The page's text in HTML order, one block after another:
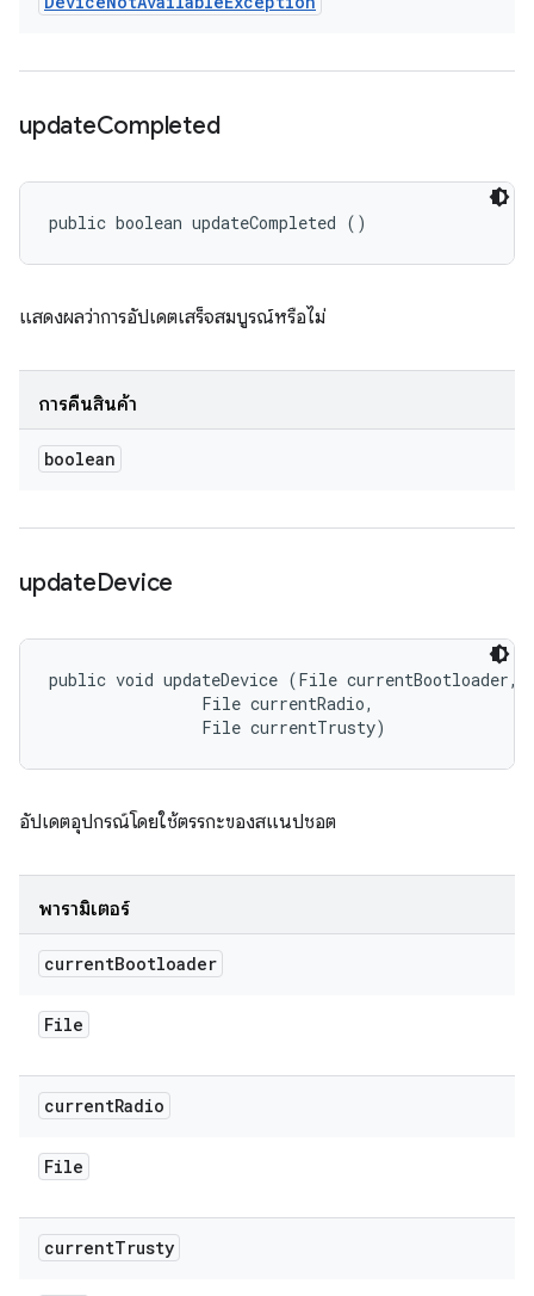
updateCompleted
public boolean updateCompleted ()
แสดงผลว่าการอัปเดตเสร็จสมบูรณ์หรือไม่
การคืนสินค้า
boolean
updateDevice
public void updateDevice (File currentBootloader,
                File currentRadio,
                File currentTrusty)
อัปเดตอุปกรณ์โดยใช้ตรรกะของสแนปชอต
พารามิเตอร์
currentBootloader
File
currentRadio
File
currentTrusty